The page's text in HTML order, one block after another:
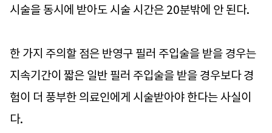
시술을 동시에 받아도 시술 시간은 20분밖에 안 된다.
한 가지 주의할 점은 반영구 필러 주입술을 받을 경우는
지속기간이 짧은 일반 필러 주입술을 받을 경우보다 경
험이 더 풍부한 의료인에게 시술받아야 한다는 사실이
다.